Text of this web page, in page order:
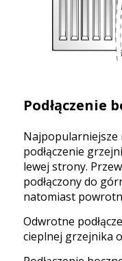
Podłączenie
Najpopularniejsze
podłączenie
lewej strony.
podłączony do
natomiast
Odwrotne
cieplnej grzejnika